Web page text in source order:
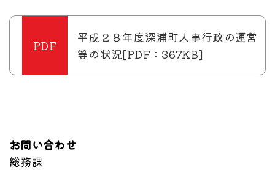
平成２８年度深浦町人事行政の運営
等の状況[PDF：367KB]
お問い合わせ
総務課